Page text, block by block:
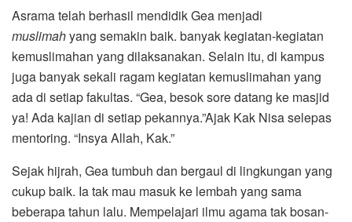
Asrama telah berhasil mendidik Gea menjadi
muslimahyang semakin baik. banyak kegiatan-kegiatan
kemuslimahan yang dilaksanakan. Selain itu, di kampus
juga banyak sekali ragam kegiatan kemuslimahan yang
ada di setiap fakultas. “Gea, besok sore datang ke masjid
ya! Ada kajian di setiap pekannya.”Ajak Kak Nisa selepas
mentoring. “Insya Allah, Kak.”
Sejak hijrah, Gea tumbuh dan bergaul di lingkungan yang
cukup baik. Ia tak mau masuk ke lembah yang sama
beberapa tahun lalu. Mempelajari ilmu agama tak bosan-